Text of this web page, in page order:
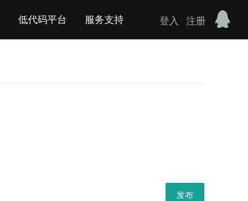
低代码平台 服务支持 登入 注册
发布